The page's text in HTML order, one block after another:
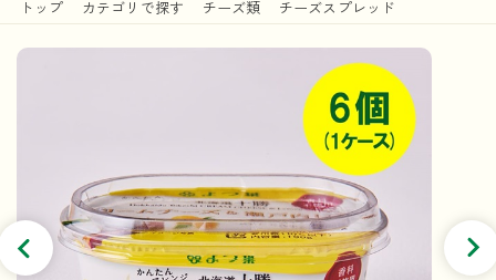
トップ カテゴリで探す チーズ類 チーズスプレッド